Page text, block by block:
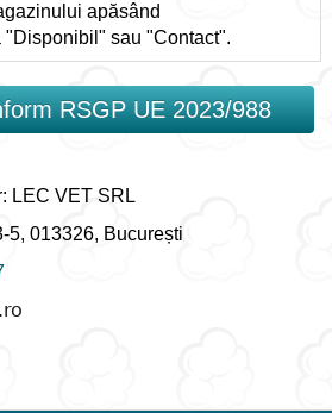
apăsând
"Disponibil" sau "Contact".
RSGP UE 2023/988
LEC VET SRL
5, 013326, București